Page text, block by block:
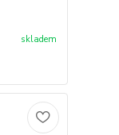
skladem